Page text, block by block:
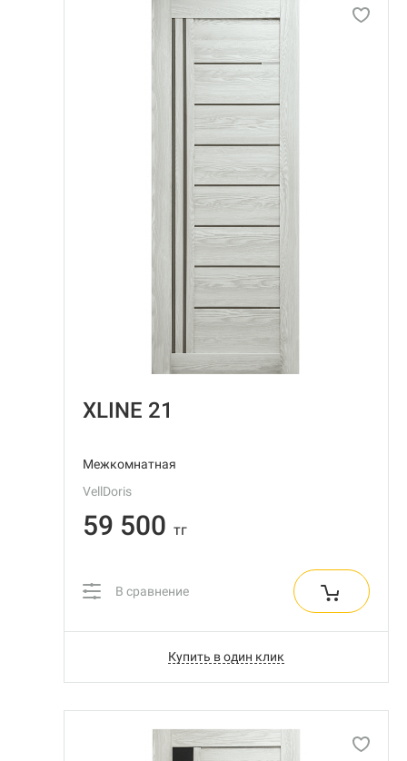
XLINE 21
Межкомнатная
VellDoris
59 500 тг
В сравнение
Купить в один клик